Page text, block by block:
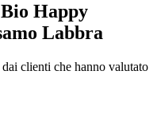
Happy
Labbra
clienti che hanno valutato